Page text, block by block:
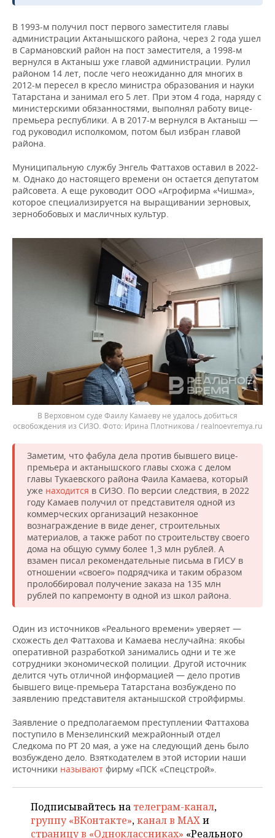
В 1993-м получил пост первого заместителя главы
администрации Актанышского района, через 2 года ушел
в Сармановский район на пост заместителя, а 1998-м
вернулся в Актаныш уже главой администрации. Рулил
районом 14 лет, после чего неожиданно для многих в
2012-м пересел в кресло министра образования и науки
Татарстана и занимал его 5 лет. При этом 4 года, наряду с
министерскими обязанностями, выполнял работу вице-
премьера республики. А в 2017-м вернулся в Актаныш —
год руководил исполкомом, потом был избран главой
района.
Муниципальную службу Энгель Фаттахов оставил в 2022-
м. Однако до настоящего времени он остается депутатом
райсовета. А еще руководит ООО «Агрофирма «Чишма»,
которое специализируется на выращивании зерновых,
зернобобовых и масличных культур.
В Верховном суде Фаилу Камаеву не удалось добиться
освобождения из СИЗО.
Ирина Плотникова / realnoevremya.ru
Заметим, что фабула дела против бывшего вице-
премьера и актанышского главы схожа с делом
главы Тукаевского района Фаила Камаева, который
уже находится в СИЗО. По версии следствия, в 2022
году Камаев получил от представителя одной из
коммерческих организаций незаконное
вознаграждение в виде денег, строительных
материалов, а также работ по строительству своего
дома на общую сумму более 1,3 млн рублей. А
взамен писал рекомендательные письма в ГИСУ в
отношении «своего» подрядчика и таким образом
пролоббировал получение заказа на 135 млн
рублей по капремонту в одной из школ района.
Один из источников «Реального времени» уверяет —
схожесть дел Фаттахова и Камаева неслучайна: якобы
оперативной разработкой занимались одни и те же
сотрудники экономической полиции. Другой источник
делится чуть отличной информацией — дело против
бывшего вице-премьера Татарстана возбуждено по
заявлению представителя актанышской стройфирмы.
Заявление о предполагаемом преступлении Фаттахова
поступило в Мензелинский межрайонный отдел
Следкома по РТ 20 мая, а уже на следующий день было
возбуждено дело. Взяткодателем в этой истории наши
источники называют фирму «ПСК «Спецстрой».
Подписывайтесь на телеграм-канал,
группу «ВКонтакте»,канал в MAXи
страницу в «Одноклассниках» «Реального